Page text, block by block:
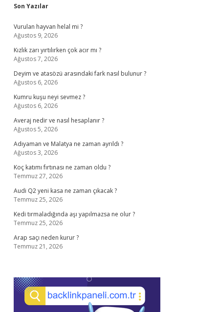
Sidebar
Son Yazılar
Vurulan hayvan helal mi ?
Ağustos 9, 2026
Kızlık zarı yırtılırken çok acır mı ?
Ağustos 7, 2026
Deyim ve atasözü arasındaki fark nasıl bulunur ?
Ağustos 6, 2026
Kumru kuşu neyi sevmez ?
Ağustos 6, 2026
Averaj nedir ve nasıl hesaplanır ?
Ağustos 5, 2026
Adıyaman ve Malatya ne zaman ayrıldı ?
Ağustos 3, 2026
Koç katımı fırtınası ne zaman oldu ?
Temmuz 27, 2026
Audi Q2 yeni kasa ne zaman çıkacak ?
Temmuz 25, 2026
Kedi tırmaladığında aşı yapılmazsa ne olur ?
Temmuz 25, 2026
Arap saçı neden kurur ?
Temmuz 21, 2026